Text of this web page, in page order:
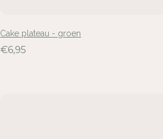
Cake plateau - groen
€6,95